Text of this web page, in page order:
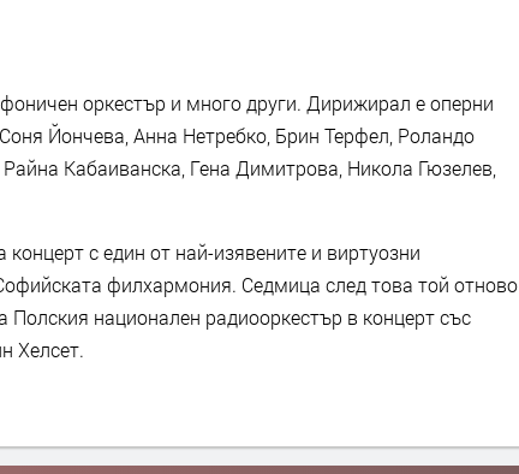
оркестър и много други. Дирижирал е оперни
Йончева, Анна Нетребко, Брин Терфел, Роландо
Кабаиванска, Гена Димитрова, Никола Гюзелев,
с един от най-изявените и виртуозни
филхармония. Седмица след това той отново
национален радиооркестър в концерт със
Хелсет.